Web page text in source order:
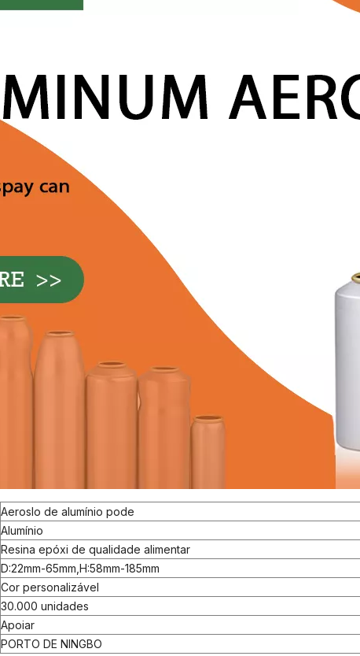
Aeroslo de alumínio pode
Alumínio
Resina epóxi de qualidade alimentar
D:22mm-65mm,H:58mm-185mm
Cor personalizável
30.000 unidades
Apoiar
PORTO DE NINGBO